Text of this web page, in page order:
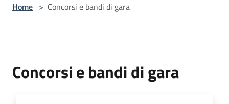
Home > Concorsi e bandi di gara
Concorsi e bandi di gara